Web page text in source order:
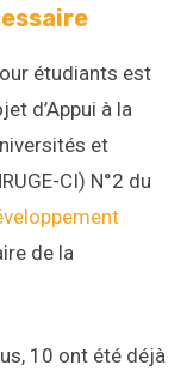
étudiants est
d’Appui à la
et
CI) N°2 du
de la
10 ont été déjà